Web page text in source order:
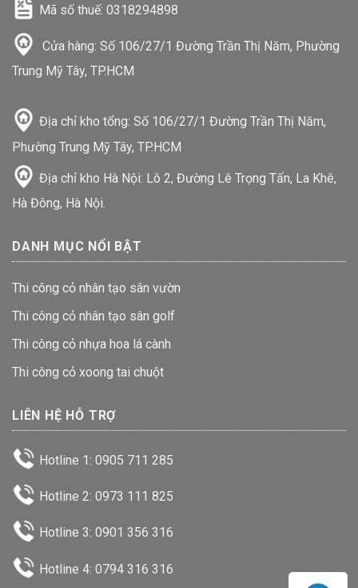
Mã số thuế: 0318294898
Cửa hàng: Số 106/27/1 Đường Trần Thị Năm, Phường
Trung Mỹ Tây, TP.HCM
Địa chỉ kho tổng: Số 106/27/1 Đường Trần Thị Năm,
Phường Trung Mỹ Tây, TP.HCM
Địa chỉ kho Hà Nội: Lô 2, Đường Lê Trọng Tấn, La Khê,
Hà Đông, Hà Nội.
DANH MỤC NỔI BẬT
Thi công cỏ nhân tạo sân vườn
Thi công cỏ nhân tạo sân golf
Thi công cỏ nhựa hoa lá cành
Thi công cỏ xoong tai chuột
LIÊN HỆ HỖ TRỢ
Hotline 1: 0905 711 285
Hotline 2: 0973 111 825
Hotline 3: 0901 356 316
Hotline 4: 0794 316 316